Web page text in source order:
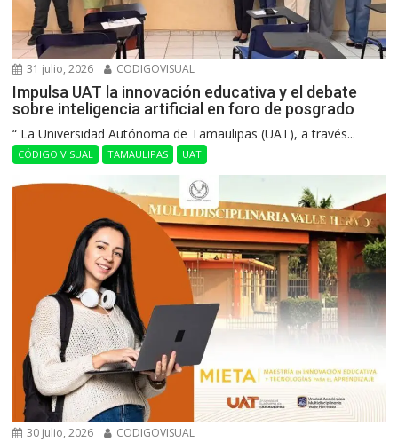
31 julio, 2026 CODIGOVISUAL
Impulsa UAT la innovación educativa y el debate
sobre inteligencia artificial en foro de posgrado
“ La Universidad Autónoma de Tamaulipas (UAT), a través...
CÓDIGO VISUAL TAMAULIPAS UAT
30 julio, 2026 CODIGOVISUAL